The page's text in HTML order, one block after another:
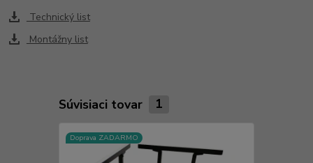
Technický list
Montážny list
Súvisiaci tovar 1
Doprava ZADARMO